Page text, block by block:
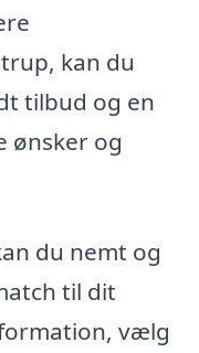
kan du
tilbud og en
ønsker og
du nemt og
til dit
vælg